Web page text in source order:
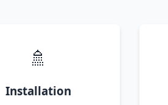
🚿
Installation